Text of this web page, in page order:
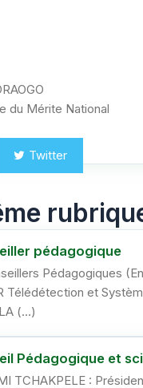
du Mérite National
Twitter
pédagogique
Pédagogiques
Télédétection et
(…)
Pédagogique et
TCHAKPELE :